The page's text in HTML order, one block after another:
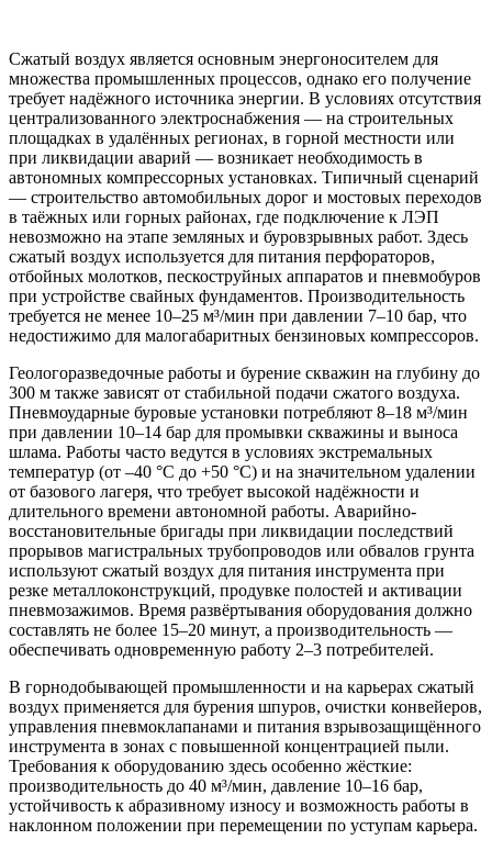
Сжатый воздух является основным энергоносителем для
множества промышленных процессов, однако его получение
требует надёжного источника энергии. В условиях отсутствия
централизованного электроснабжения — на строительных
площадках в удалённых регионах, в горной местности или
при ликвидации аварий — возникает необходимость в
автономных компрессорных установках. Типичный сценарий
— строительство автомобильных дорог и мостовых переходов
в таёжных или горных районах, где подключение к ЛЭП
невозможно на этапе земляных и буровзрывных работ. Здесь
сжатый воздух используется для питания перфораторов,
отбойных молотков, пескоструйных аппаратов и пневмобуров
при устройстве свайных фундаментов. Производительность
требуется не менее 10–25 м³/мин при давлении 7–10 бар, что
недостижимо для малогабаритных бензиновых компрессоров.
Геологоразведочные работы и бурение скважин на глубину до
300 м также зависят от стабильной подачи сжатого воздуха.
Пневмоударные буровые установки потребляют 8–18 м³/мин
при давлении 10–14 бар для промывки скважины и выноса
шлама. Работы часто ведутся в условиях экстремальных
температур (от –40 °C до +50 °C) и на значительном удалении
от базового лагеря, что требует высокой надёжности и
длительного времени автономной работы. Аварийно-
восстановительные бригады при ликвидации последствий
прорывов магистральных трубопроводов или обвалов грунта
используют сжатый воздух для питания инструмента при
резке металлоконструкций, продувке полостей и активации
пневмозажимов. Время развёртывания оборудования должно
составлять не более 15–20 минут, а производительность —
обеспечивать одновременную работу 2–3 потребителей.
В горнодобывающей промышленности и на карьерах сжатый
воздух применяется для бурения шпуров, очистки конвейеров,
управления пневмоклапанами и питания взрывозащищённого
инструмента в зонах с повышенной концентрацией пыли.
Требования к оборудованию здесь особенно жёсткие:
производительность до 40 м³/мин, давление 10–16 бар,
устойчивость к абразивному износу и возможность работы в
наклонном положении при перемещении по уступам карьера.